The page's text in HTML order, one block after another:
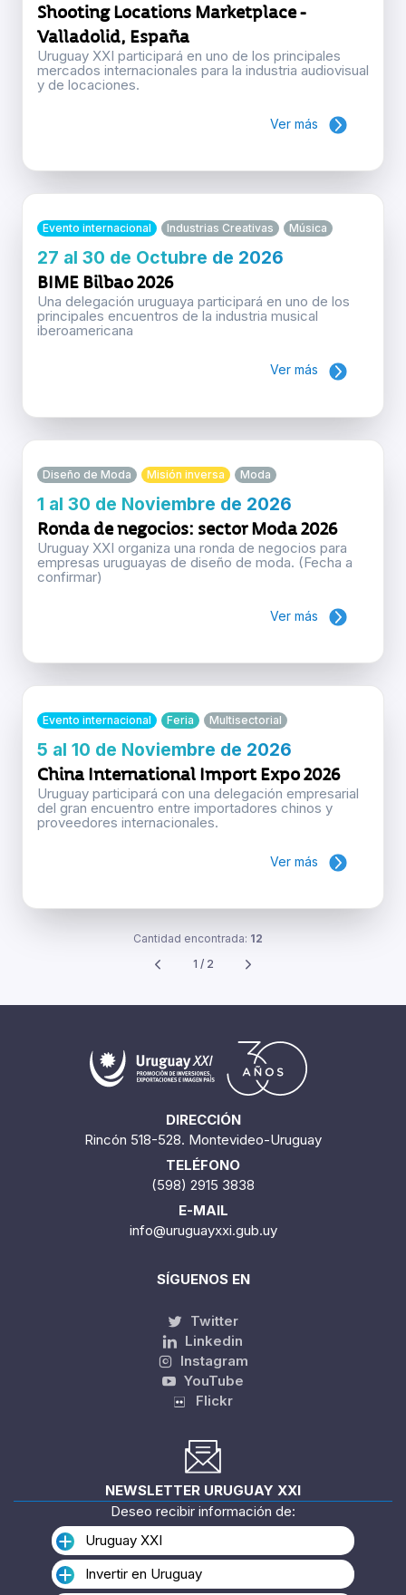
Shooting Locations Marketplace -
Valladolid, España
Uruguay XXI participará en uno de los principales
mercados internacionales para la industria audiovisual
y de locaciones.
Ver más
Evento internacional Industrias Creativas Música
27 al 30 de Octubre de 2026
BIME Bilbao 2026
Una delegación uruguaya participará en uno de los
principales encuentros de la industria musical
iberoamericana
Ver más
Diseño de Moda Misión inversa Moda
1 al 30 de Noviembre de 2026
Ronda de negocios: sector Moda 2026
Uruguay XXI organiza una ronda de negocios para
empresas uruguayas de diseño de moda. (Fecha a
confirmar)
Ver más
Evento internacional Feria Multisectorial
5 al 10 de Noviembre de 2026
China International Import Expo 2026
Uruguay participará con una delegación empresarial
del gran encuentro entre importadores chinos y
proveedores internacionales.
Ver más
Cantidad encontrada: 12
1 / 2
DIRECCIÓN
Rincón 518-528. Montevideo-Uruguay
TELÉFONO
(598) 2915 3838
E-MAIL
info@uruguayxxi.gub.uy
SÍGUENOS EN
Twitter
Linkedin
Instagram
YouTube
Flickr
NEWSLETTER URUGUAY XXI
Deseo recibir información de:
Uruguay XXI
Invertir en Uruguay